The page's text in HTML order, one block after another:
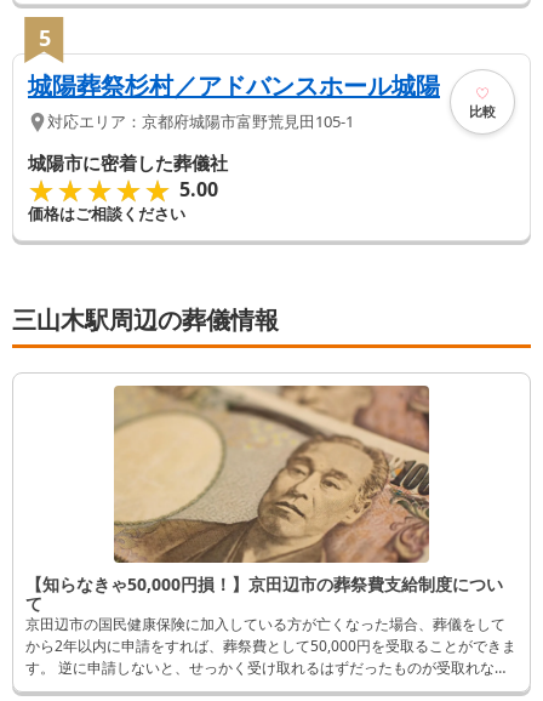
5
城陽葬祭杉村／アドバンスホール城陽
対応エリア： 京都府城陽市富野荒見田105-1 比較
城陽市に密着した葬儀社
★★★★★
★★★★★ 5.00
価格はご相談ください
三山木駅周辺の葬儀情報
【知らなきゃ50,000円損！】京田辺市の葬祭費支給制度につい
て
京田辺市の国民健康保険に加入している方が亡くなった場合、葬儀をして
から2年以内に申請をすれば、葬祭費として50,000円を受取ることができま
す。 逆に申請しないと、せっかく受け取れるはずだったものが受取れなく
なってしまいます。 そんなことにならないよう、この記事では申請方法な